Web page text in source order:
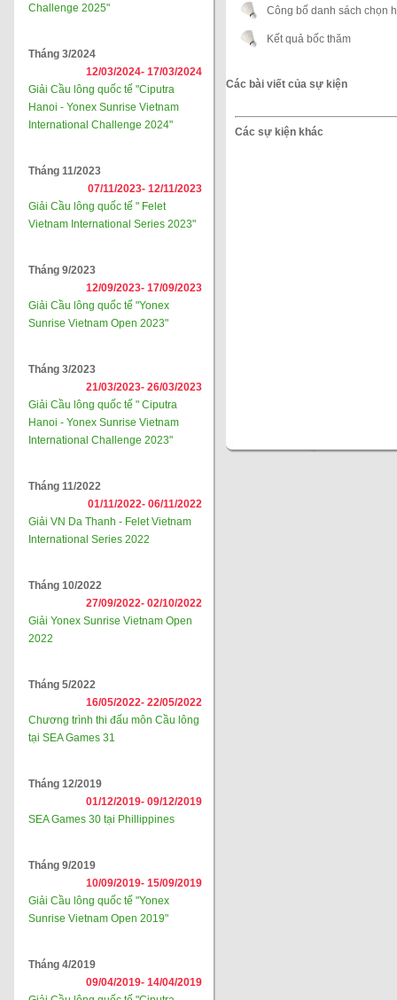
Challenge 2025"
Tháng 3/2024
12/03/2024- 17/03/2024
Giải Cầu lông quốc tế "Ciputra
Hanoi - Yonex Sunrise Vietnam
International Challenge 2024"
Tháng 11/2023
07/11/2023- 12/11/2023
Giải Cầu lông quốc tế " Felet
Vietnam International Series 2023"
Tháng 9/2023
12/09/2023- 17/09/2023
Giải Cầu lông quốc tế "Yonex
Sunrise Vietnam Open 2023"
Tháng 3/2023
21/03/2023- 26/03/2023
Giải Cầu lông quốc tế " Ciputra
Hanoi - Yonex Sunrise Vietnam
International Challenge 2023"
Tháng 11/2022
01/11/2022- 06/11/2022
Giải VN Da Thanh - Felet Vietnam
International Series 2022
Tháng 10/2022
27/09/2022- 02/10/2022
Giải Yonex Sunrise Vietnam Open
2022
Tháng 5/2022
16/05/2022- 22/05/2022
Chương trình thi đấu môn Cầu lông
tại SEA Games 31
Tháng 12/2019
01/12/2019- 09/12/2019
SEA Games 30 tại Phillippines
Tháng 9/2019
10/09/2019- 15/09/2019
Giải Cầu lông quốc tế "Yonex
Sunrise Vietnam Open 2019"
Tháng 4/2019
09/04/2019- 14/04/2019
Công bố danh sách chọn
Kết quả bốc thăm
Các bài viết của sự kiện
Các sự kiện khác